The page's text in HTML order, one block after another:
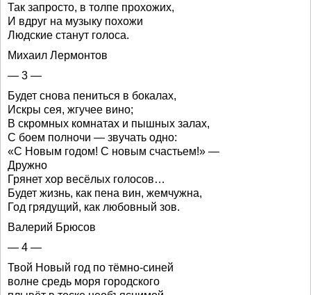
Так запросто, в толпе прохожих,
И вдруг на музыку похожи
Людские станут голоса.
Михаил Лермонтов
— 3 —
Будет снова пениться в бокалах,
Искры сея, жгучее вино;
В скромных комнатах и пышных залах,
С боем полночи — звучать одно:
«С Новым годом! С новым счастьем!» —
Дружно
Грянет хор весёлых голосов…
Будет жизнь, как пена вин, жемчужна,
Год грядущий, как любовный зов.
Валерий Брюсов
— 4 —
Твой Новый год по тёмно-синей
волне средь моря городского